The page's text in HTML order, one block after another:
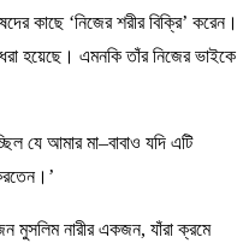
কাছে ‘নিজের শরীর বিক্রি’ করেন।
হয়েছে। এমনকি তাঁর নিজের ভাইকে
যে আমার মা–বাবাও যদি এটি
নারীর একজন, যাঁরা ক্রমে